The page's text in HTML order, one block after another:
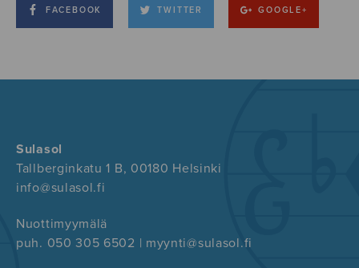
FACEBOOK TWITTER GOOGLE+
Sulasol
Tallberginkatu 1 B, 00180 Helsinki
info@sulasol.fi
Nuottimyymälä
puh. 050 305 6502 | myynti@sulasol.fi